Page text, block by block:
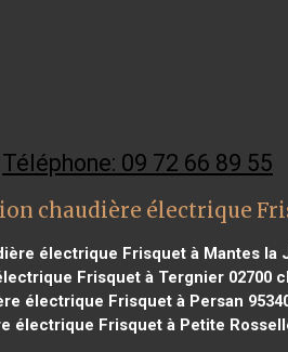
Téléphone: 09 72 66 89 55
chaudière électrique
électrique Frisquet à Mantes la
Frisquet à Tergnier 02700
électrique Frisquet à Persan
électrique Frisquet à Petite